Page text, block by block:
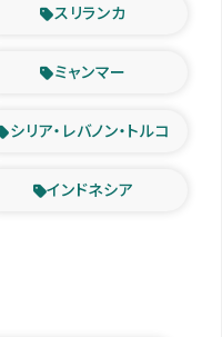
スリランカ
ミャンマー
シリア・レバノン・トルコ
インドネシア